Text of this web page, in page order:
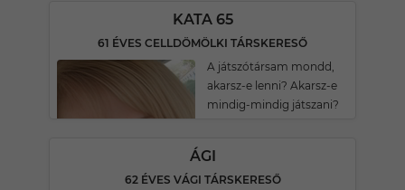
KATA 65
61 ÉVES CELLDÖMÖLKI TÁRSKERESŐ
A játszótársam mondd,
akarsz-e lenni? Akarsz-e
mindig-mindig játszani?
ÁGI
62 ÉVES VÁGI TÁRSKERESŐ